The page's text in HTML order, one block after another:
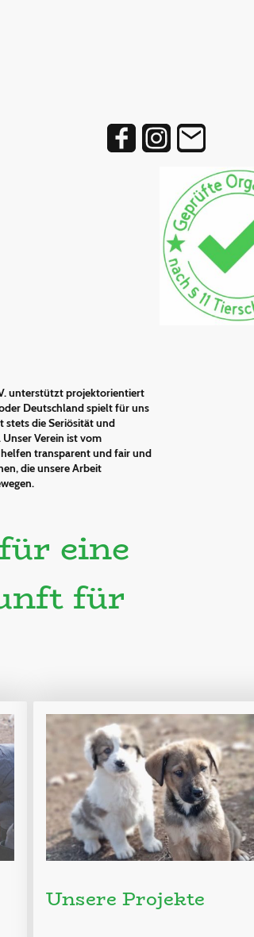
unterstützt projektorientiert
Deutschland spielt für uns
stets die Seriösität und
Verein ist vom
transparent und fair und
die unsere Arbeit
eine
für
Unsere Projekte